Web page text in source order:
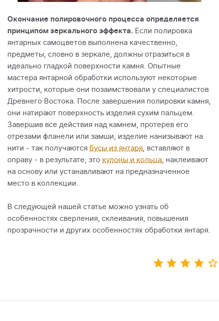
Окончание полировочного процесса определяется
принципом зеркального эффекта. Если полировка
янтарных самоцветов выполнена качественно,
предметы, словно в зеркале, должны отразиться в
идеально гладкой поверхности камня. Опытные
мастера янтарной обработки используют некоторые
хитрости, которые они позаимствовали у специалистов
Древнего Востока. После завершения полировки камня,
они натирают поверхность изделия сухим пальцем.
Завершив все действия над камнем, протерев его
отрезами фланели или замши, изделие нанизывают на
нити - так получаются бусы из янтаря, вставляют в
оправу - в результате, это кулоны и кольца, наклеивают
на основу или устанавливают на предназначенное
место в коллекции.
В следующей нашей статье можно узнать об
особенностях сверления, склеивания, повышения
прозрачности и других особенностях обработки янтаря.